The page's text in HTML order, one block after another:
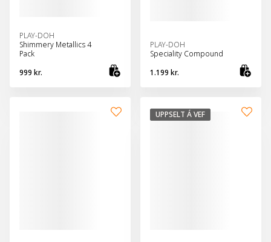
PLAY-DOH
Shimmery Metallics 4
Pack
999 kr.
PLAY-DOH
Speciality Compound
1.199 kr.
UPPSELT Á VEF